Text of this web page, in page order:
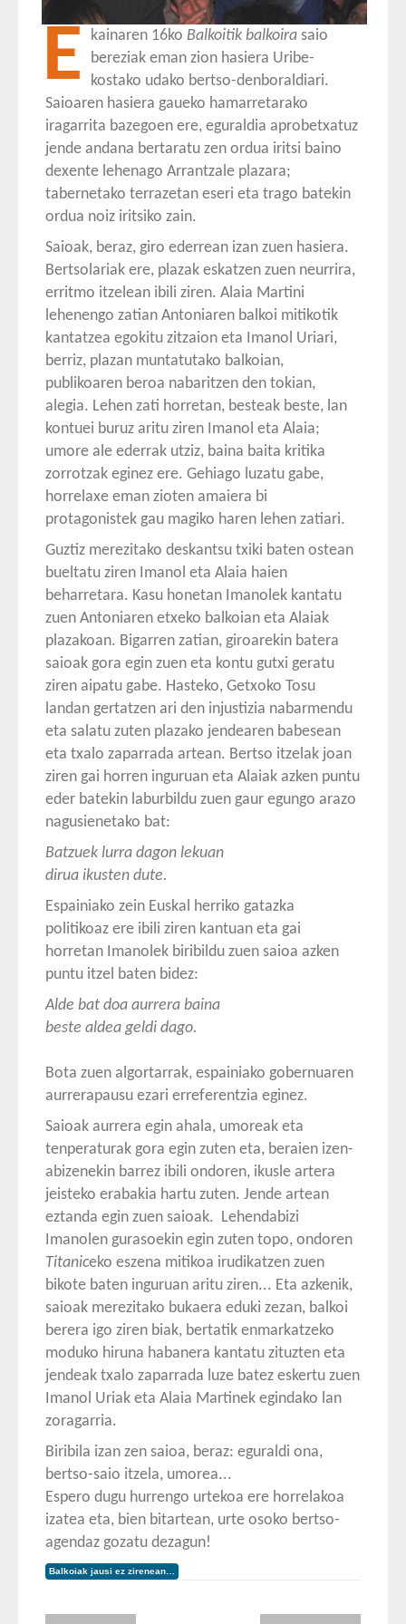
E kainaren 16ko Balkoitik balkoira saio
bereziak eman zion hasiera Uribe-
kostako udako bertso-denboraldiari.
Saioaren hasiera gaueko hamarretarako
iragarrita bazegoen ere, eguraldia aprobetxatuz
jende andana bertaratu zen ordua iritsi baino
dexente lehenago Arrantzale plazara;
tabernetako terrazetan eseri eta trago batekin
ordua noiz iritsiko zain.
Saioak, beraz, giro ederrean izan zuen hasiera.
Bertsolariak ere, plazak eskatzen zuen neurrira,
erritmo itzelean ibili ziren. Alaia Martini
lehenengo zatian Antoniaren balkoi mitikotik
kantatzea egokitu zitzaion eta Imanol Uriari,
berriz, plazan muntatutako balkoian,
publikoaren beroa nabaritzen den tokian,
alegia. Lehen zati horretan, besteak beste, lan
kontuei buruz aritu ziren Imanol eta Alaia;
umore ale ederrak utziz, baina baita kritika
zorrotzak eginez ere. Gehiago luzatu gabe,
horrelaxe eman zioten amaiera bi
protagonistek gau magiko haren lehen zatiari.
Guztiz merezitako deskantsu txiki baten ostean
bueltatu ziren Imanol eta Alaia haien
beharretara. Kasu honetan Imanolek kantatu
zuen Antoniaren etxeko balkoian eta Alaiak
plazakoan. Bigarren zatian, giroarekin batera
saioak gora egin zuen eta kontu gutxi geratu
ziren aipatu gabe. Hasteko, Getxoko Tosu
landan gertatzen ari den injustizia nabarmendu
eta salatu zuten plazako jendearen babesean
eta txalo zaparrada artean. Bertso itzelak joan
ziren gai horren inguruan eta Alaiak azken puntu
eder batekin laburbildu zuen gaur egungo arazo
nagusienetako bat:
Batzuek lurra dagon lekuan
dirua ikusten dute.
Espainiako zein Euskal herriko gatazka
politikoaz ere ibili ziren kantuan eta gai
horretan Imanolek biribildu zuen saioa azken
puntu itzel baten bidez:
Alde bat doa aurrera baina
beste aldea geldi dago.
Bota zuen algortarrak, espainiako gobernuaren
aurrerapausu ezari erreferentzia eginez.
Saioak aurrera egin ahala, umoreak eta
tenperaturak gora egin zuten eta, beraien izen-
abizenekin barrez ibili ondoren, ikusle artera
jeisteko erabakia hartu zuten. Jende artean
eztanda egin zuen saioak. Lehendabizi
Imanolen gurasoekin egin zuten topo, ondoren
Titaniceko eszena mitikoa irudikatzen zuen
bikote baten inguruan aritu ziren... Eta azkenik,
saioak merezitako bukaera eduki zezan, balkoi
berera igo ziren biak, bertatik enmarkatzeko
moduko hiruna habanera kantatu zituzten eta
jendeak txalo zaparrada luze batez eskertu zuen
Imanol Uriak eta Alaia Martinek egindako lan
zoragarria.
Biribila izan zen saioa, beraz: eguraldi ona,
bertso-saio itzela, umorea...
Espero dugu hurrengo urtekoa ere horrelakoa
izatea eta, bien bitartean, urte osoko bertso-
agendaz gozatu dezagun!
Balkoiak jausi ez zirenean…